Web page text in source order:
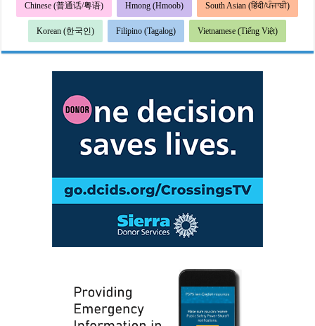
Chinese (普通话/粤语) Hmong (Hmoob) South Asian (हिंदी/ਪੰਜਾਬੀ)
Korean (한국인) Filipino (Tagalog) Vietnamese (Tiếng Việt)